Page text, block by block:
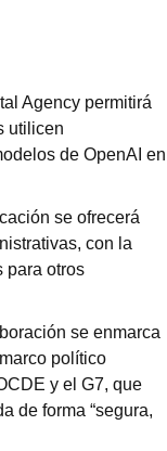
Agency permitirá
utilicen
de OpenAI en
se ofrecerá
con la
para otros
se enmarca
político
y el G7, que
de forma “segura,